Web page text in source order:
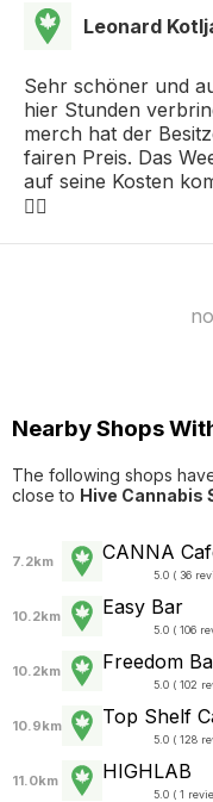
Leonard
Sehr schöner und
hier Stunden
merch hat der
fairen Preis. Das
auf seine Kosten
✌🏽
Nearby Shops
The following shops
close to Hive Cannabis
7.2km CANNA
5.0 ( 36
10.2km Easy Bar
5.0 ( 106
10.2km Freedom
5.0 ( 102
10.9km Top Shelf
5.0 ( 128
11.0km HIGHLAB
5.0 ( 1